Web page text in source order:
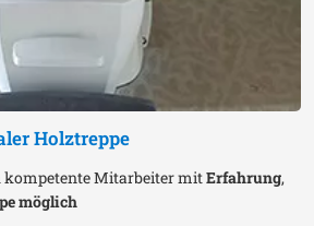
Holztreppe
kompetente Mitarbeiter mitErfahrung,
möglich